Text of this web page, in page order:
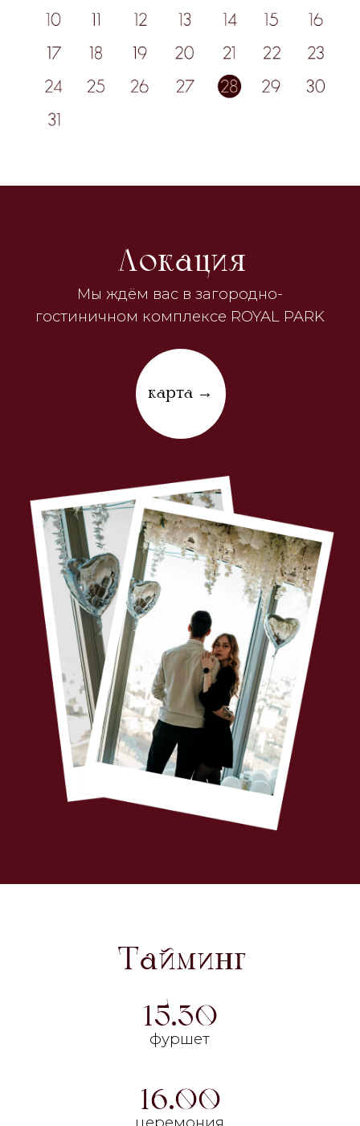
карта →
17.00
16.00
15.30
банкет
церемония
фуршет
Тайминг
Будем признательны, если вы
поддержите цветовую гамму
нашей свадьбы и придете в
нарядах, схожих по цвету с нашей
Дресс-код